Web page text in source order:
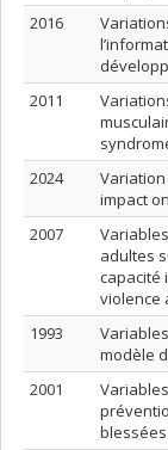
2016
2011
2024
impact
2007
adultes
capacité
violence
1993
modèle
2001